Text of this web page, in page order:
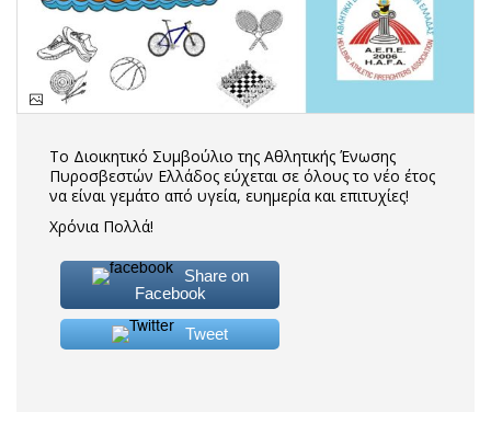
Το Διοικητικό Συμβούλιο της Αθλητικής Ένωσης
Πυροσβεστών Ελλάδος εύχεται σε όλους το νέο έτος
να είναι γεμάτο από υγεία, ευημερία και επιτυχίες!
Χρόνια Πολλά!
Share on
Facebook
Tweet